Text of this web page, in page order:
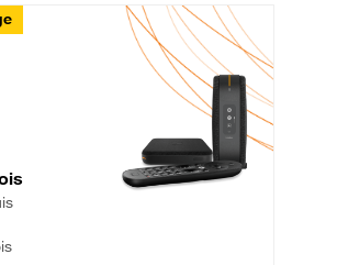
Max Fibre
12 mois puis 57,99 € par mois,